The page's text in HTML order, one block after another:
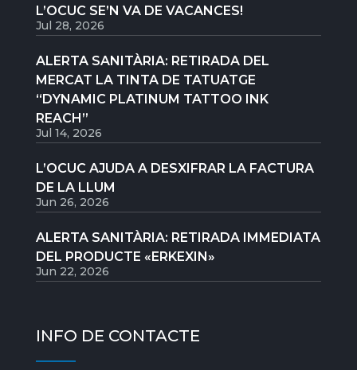
L’OCUC SE’N VA DE VACANCES!
Jul 28, 2026
ALERTA SANITÀRIA: RETIRADA DEL
MERCAT LA TINTA DE TATUATGE
“DYNAMIC PLATINUM TATTOO INK
REACH”
Jul 14, 2026
L’OCUC AJUDA A DESXIFRAR LA FACTURA
DE LA LLUM
Jun 26, 2026
ALERTA SANITÀRIA: RETIRADA IMMEDIATA
DEL PRODUCTE «ERKEXIN»
Jun 22, 2026
INFO DE CONTACTE